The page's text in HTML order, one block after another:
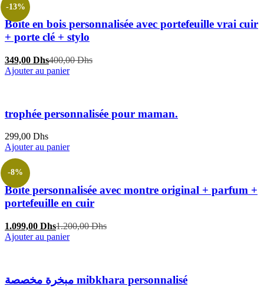
-13%
Boite en bois personnalisée avec portefeuille vrai cuir
+ porte clé + stylo
349,00 DhsLe
prix
400,00DhsLe
Ajouter au panier
trophée personnalisée pour maman.
299,00 Dhs
Ajouter au panier
-8%
Boite personnalisée avec montre original + parfum +
portefeuille en cuir
1.099,00 DhsLe
prix
1.200,00DhsLe
Ajouter au panier
مبخرة مخصصة mibkhara personnalisé